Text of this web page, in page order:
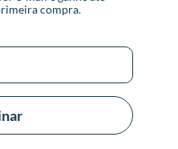
compra.